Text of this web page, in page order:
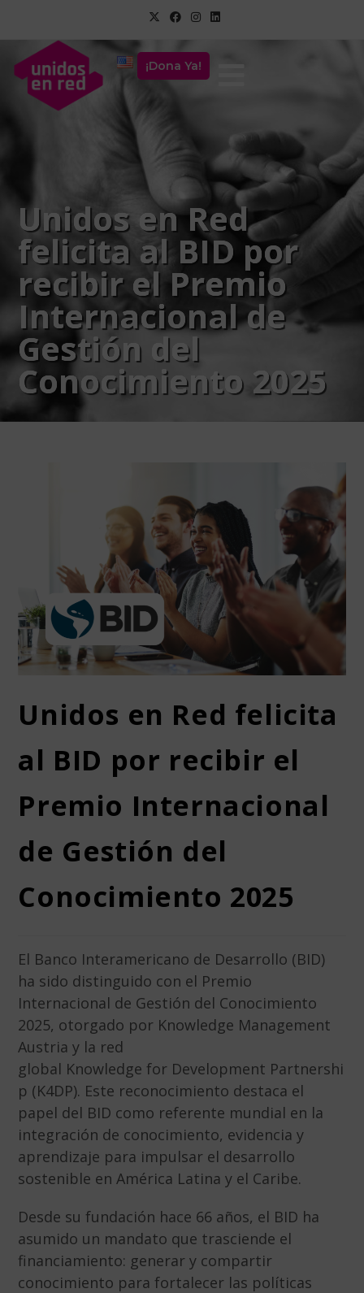
¡Dona Ya!
Unidos en Red
felicita al BID por
recibir el Premio
Internacional de
Gestión del
Conocimiento 2025
Unidos en Red felicita
al BID por recibir el
Premio Internacional
de Gestión del
Conocimiento 2025
El Banco Interamericano de Desarrollo (BID)
ha sido distinguido con el Premio
Internacional de Gestión del Conocimiento
2025, otorgado por Knowledge Management
Austria y la red
global Knowledge for Development Partnershi
p (K4DP). Este reconocimiento destaca el
papel del BID como referente mundial en la
integración de conocimiento, evidencia y
aprendizaje para impulsar el desarrollo
sostenible en América Latina y el Caribe.
Desde su fundación hace 66 años, el BID ha
asumido un mandato que trasciende el
financiamiento: generar y compartir
conocimiento para fortalecer las políticas